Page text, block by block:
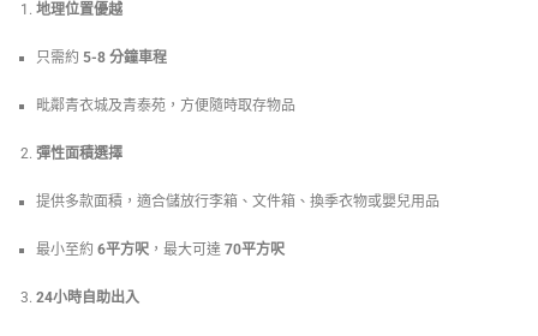
地理位置優越
只需約 5-8 分鐘車程
毗鄰青衣城及青泰苑，方便隨時取存物品
彈性面積選擇
提供多款面積，適合儲放行李箱、文件箱、換季衣物或嬰兒用品
最小至約 6平方呎 ，最大可達 70平方呎
24小時自助出入